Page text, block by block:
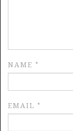
NAME *
EMAIL *